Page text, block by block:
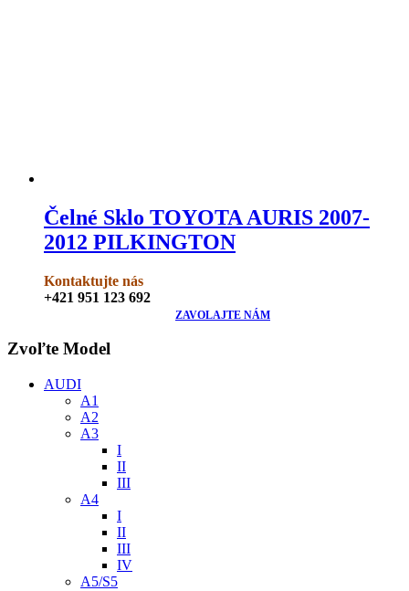
Čelné Sklo TOYOTA AURIS 2007-
2012 PILKINGTON
Kontaktujte nás
+421 951 123 692
ZAVOLAJTE NÁM
Zvoľte Model
AUDI
A1
A2
A3
I
II
III
A4
I
II
III
IV
A5/S5